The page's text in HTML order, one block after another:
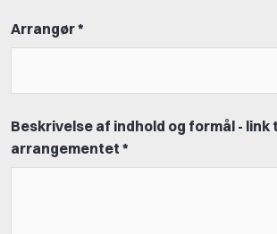
Arrangør *
Beskrivelse af indhold og formål - link
arrangementet *